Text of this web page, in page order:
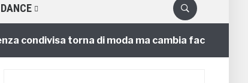
DANCE
torna di moda ma cambia faccia